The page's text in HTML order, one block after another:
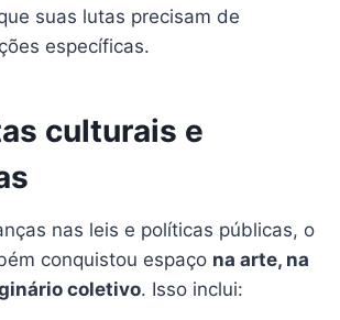
suas lutas precisam de
específicas.
culturais e
nas leis e políticas públicas, o
conquistou espaço na arte, na
coletivo. Isso inclui: